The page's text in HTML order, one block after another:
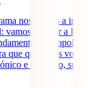
nos vamos a ir
vamos a viajar a
cosmopolita
que queramos
e histórico, su